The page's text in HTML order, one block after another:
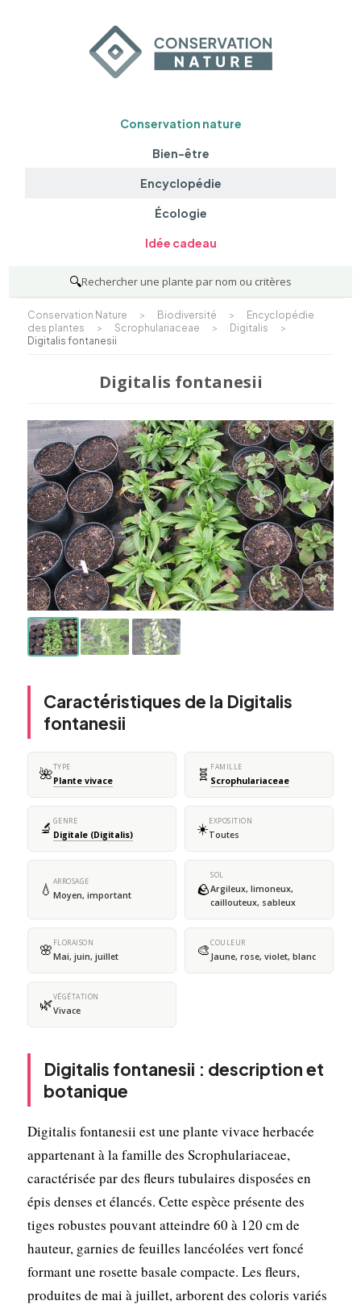
Conservation nature
Bien-être
Encyclopédie
Écologie
Idée cadeau
🔍Rechercher une plante par nom ou critères
Conservation Nature > Biodiversité >
Encyclopédie
des plantes
> Scrophulariaceae > Digitalis
>
Digitalis fontanesii
Digitalis fontanesii
Caractéristiques de la Digitalis
fontanesii
🌺TYPE
Plante vivace 🧬 FAMILLE
Scrophulariaceae
🔬 GENRE
Digitale (Digitalis) ☀️EXPOSITION
Toutes
💧 ARROSAGE
Moyen, important 🪨
SOL
Argileux, limoneux,
caillouteux, sableux
🌸 FLORAISON
Mai, juin, juillet 🎨COULEUR
Jaune, rose, violet, blanc
🌿VÉGÉTATION
Vivace
Digitalis fontanesii : description et
botanique
Digitalis fontanesii est une plante vivace herbacée
appartenant à la famille des Scrophulariaceae,
caractérisée par des fleurs tubulaires disposées en
épis denses et élancés. Cette espèce présente des
tiges robustes pouvant atteindre 60 à 120 cm de
hauteur, garnies de feuilles lancéolées vert foncé
formant une rosette basale compacte. Les fleurs,
produites de mai à juillet, arborent des coloris variés